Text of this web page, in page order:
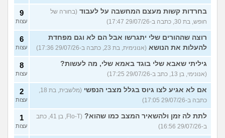
בחרדות קשות מעצם המחשבה על לעבוד (בחורה של
חופש, בת 30, כתבה ב-29/07/26 17:47)
9
עצות
רוצה שההורים שלי יתגרשו אבל הם לא וגם מפחדת
להעלות את הנושא (אנונימית, בת 23, כתבה ב-29/07/26 17:36)
6
עצות
גיליתי שאבא שלי בוגד באמא שלי, מה לעשות?
(אנונימי, בן 13, כתב ב-29/07/26 17:25)
8
עצות
אם לא אגיע לצו גיוס בגלל מצבי הנפשי
(מלשבית, בת 18,
כתבה ב-29/07/26 17:05)
2
עצות
לתת לה זמן ולהשאיר המצב כמו שהוא?
(Flo-T, בן 41, כתב
ב-29/07/26 16:56)
1
עצות